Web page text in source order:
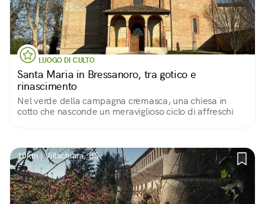
LUOGO DI CULTO
Santa Maria in Bressanoro, tra gotico e
rinascimento
Nel verde della campagna cremasca, una chiesa in
cotto che nasconde un meraviglioso ciclo di affreschi
10km | Villachiara, BS